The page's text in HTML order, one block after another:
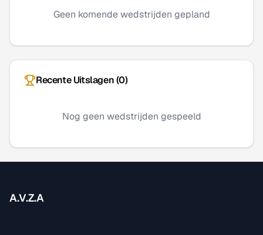
Geen komende wedstrijden gepland
Recente Uitslagen (0)
Nog geen wedstrijden gespeeld
A.V.Z.A